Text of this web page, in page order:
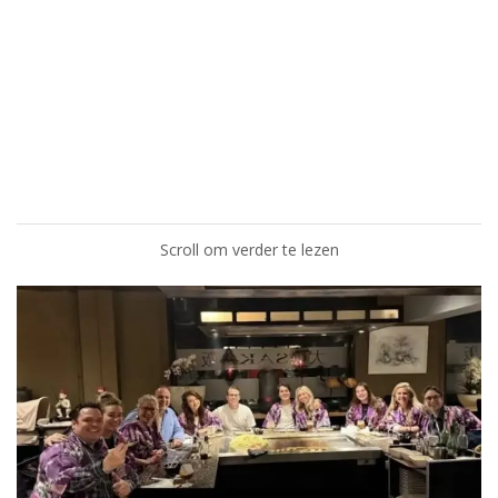
Scroll om verder te lezen